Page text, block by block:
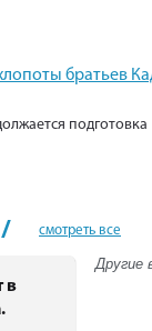
братьев
подготовка
/ смотреть все
в
Другие